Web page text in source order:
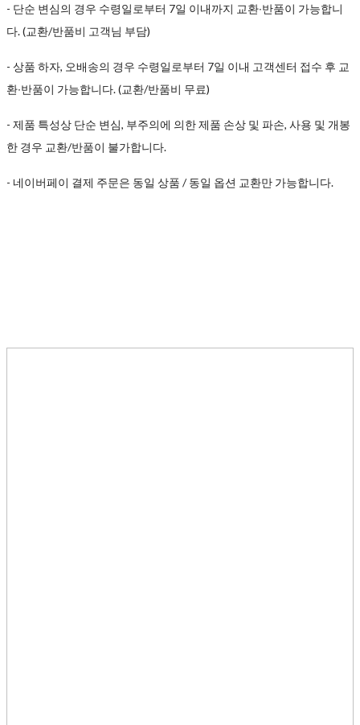
- 단순 변심의 경우 수령일로부터 7일 이내까지 교환∙반품이 가능합니
다. (교환/반품비 고객님 부담)
- 상품 하자, 오배송의 경우 수령일로부터 7일 이내 고객센터 접수 후 교
환∙반품이 가능합니다. (교환/반품비 무료)
- 제품 특성상 단순 변심, 부주의에 의한 제품 손상 및 파손, 사용 및 개봉
한 경우 교환/반품이 불가합니다.
- 네이버페이 결제 주문은 동일 상품 / 동일 옵션 교환만 가능합니다.